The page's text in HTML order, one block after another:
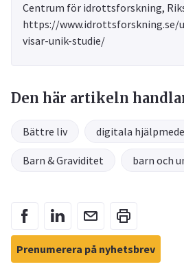
Centrum för idrottsforskning,
https://
visar-unik-studie/
Den här artikeln
Bättre liv digitala
Barn & Graviditet barn och
Prenumerera på nyhetsbrev